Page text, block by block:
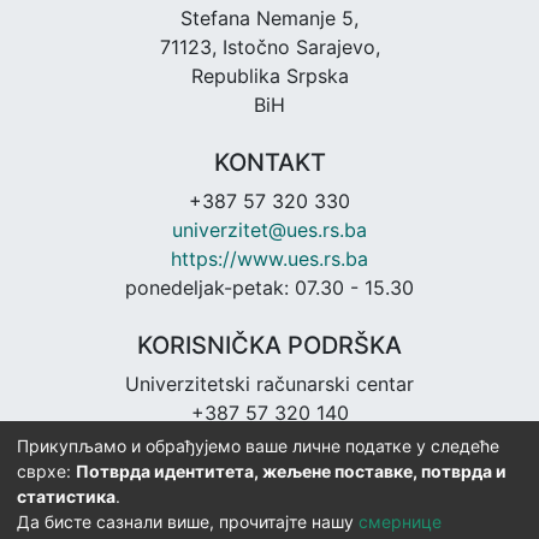
Stefana Nemanje 5,
71123, Istočno Sarajevo,
Republika Srpska
BiH
KONTAKT
+387 57 320 330
univerzitet@ues.rs.ba
https://www.ues.rs.ba
ponedeljak-petak: 07.30 - 15.30
KORISNIČKA PODRŠKA
Univerzitetski računarski centar
+387 57 320 140
urc@ues.rs.ba
https://urc.ues.rs.ba
Прикупљамо и обрађујемо ваше личне податке у следеће
сврхе: Потврда идентитета, жељене поставке, потврда и
статистика.
Да бисте сазнали више, прочитајте нашу смернице